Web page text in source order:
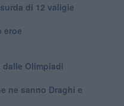
di 12 valigie
eroe
Olimpiadi
ne sanno Draghi e